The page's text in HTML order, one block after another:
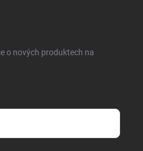
o nových produktech na